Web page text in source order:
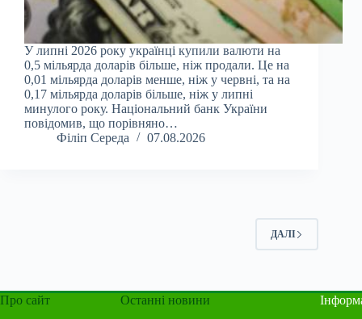
У липні 2026 року українці купили валюти на
0,5 мільярда доларів більше, ніж продали. Це на
0,01 мільярда доларів менше, ніж у червні, та на
0,17 мільярда доларів більше, ніж у липні
минулого року. Національний банк України
повідомив, що порівняно…
Філіп Середа
07.08.2026
ДАЛІ
Про сайт Останні новини